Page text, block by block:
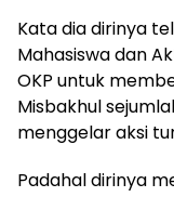
Kata dia dirinya
Mahasiswa dan
OKP untuk
Misbakhul
menggelar aksi
Padahal dirinya